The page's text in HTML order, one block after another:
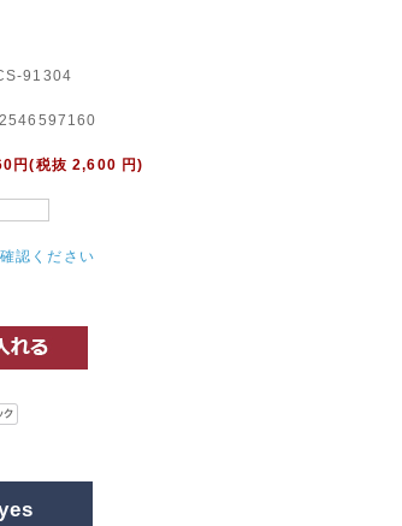
91304
円(税抜 2,600 円)
認ください